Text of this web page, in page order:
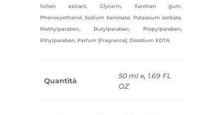
lichen extract, Glycerin, Xanthan gum,
Phenoxyethanol, Sodium benzoate, Potassium sorbate,
Methylparaben, Butylparaben, Propylparaben,
Ethylparaben, Parfum [Fragrance], Disodium EDTA.
Quantità
50 ml ℮, 1.69 FL
OZ